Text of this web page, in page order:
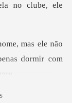
no clube,
não
dor